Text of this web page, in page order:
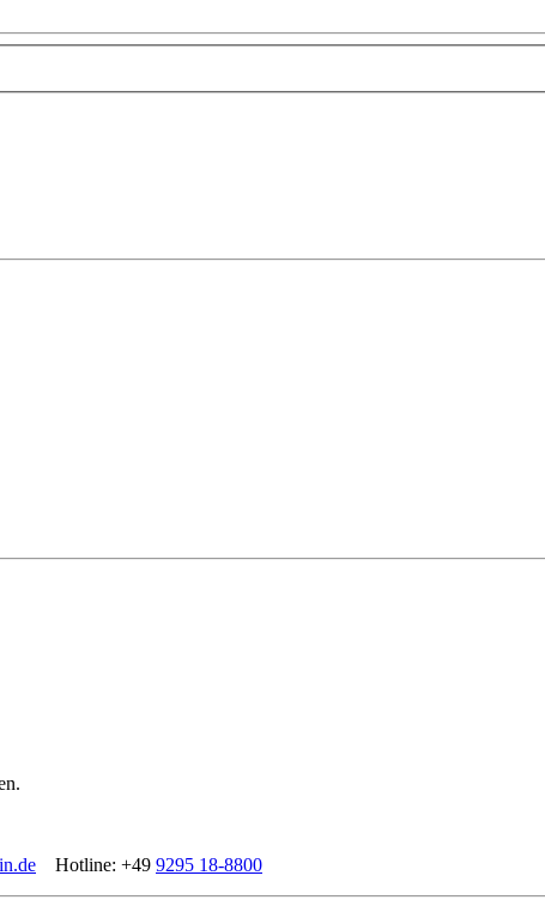
Hotline: +49 9295 18-8800